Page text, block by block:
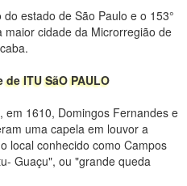
estado de São Paulo e o 153°
cidade da Microrregião de
ITU SãO PAULO
em 1610, Domingos Fernandes e
uma capela em louvor a
local conhecido como Campos
Guaçu", ou "grande queda